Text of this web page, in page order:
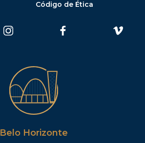
Código de Ética
Belo Horizonte